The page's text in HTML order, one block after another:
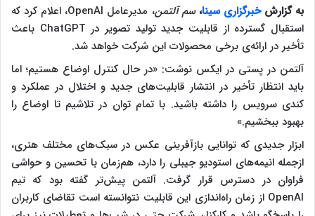
به گزارشخبرگزاری سینا،سم آلتمن
، مدیرعامل OpenAI، اعلام کرد که
استقبال گسترده از قابلیت جدید تولید تصویر در ChatGPT باعث
تأخیر در ارائه‌ی برخی محصولات این شرکت خواهد شد.
آلتمن در پستی در ایکس نوشت: «در حال کنترل اوضاع هستیم؛ اما
باید انتظار تأخیر در انتشار قابلیت‌های جدید و اختلال در عملکرد و
کندی سرویس را داشته باشید. با تمام توان در تلاشیم تا اوضاع را
بهبود ببخشیم.»
ابزار جدیدی که توانایی بازآفرینی عکس در سبک‌های مختلف هنری،
ازجمله انیمه‌های استودیو جیبلی را دارد، هم‌زمان با تحسین و حواشی
فراوان در دسترس قرار گرفت. آلتمن پیش‌تر گفته بود که تیم
OpenAI از زمان راه‌اندازی این قابلیت نتوانسته است تقاضای کاربران